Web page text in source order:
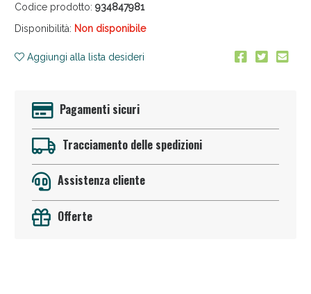
Codice prodotto: 934847981
Disponibilità: Non disponibile
Aggiungi alla lista desideri
Pagamenti sicuri
Tracciamento delle spedizioni
Assistenza cliente
Offerte
Anticellulite e Fanghi: Sconto fino al 40% valido
oggi!